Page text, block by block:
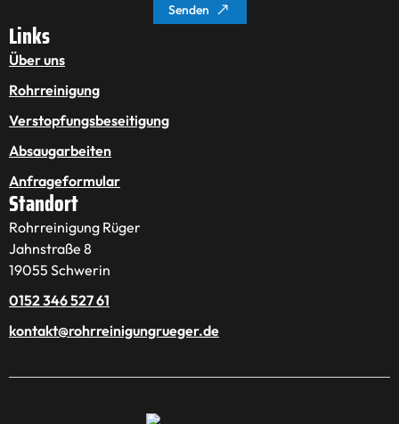
Senden
Links
Über uns
Rohrreinigung
Verstopfungsbeseitigung
Absaugarbeiten
Anfrageformular
Standort
Rohrreinigung Rüger
Jahnstraße 8
19055 Schwerin
0152 346 527 61
kontakt@rohrreinigungrueger.de